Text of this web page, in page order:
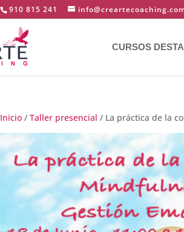
910 815 241
CURSOS
Inicio /Taller presencial / La práctica de la